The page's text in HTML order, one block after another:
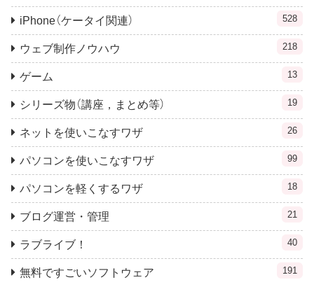
iPhone（ケータイ関連） 528
ウェブ制作ノウハウ 218
ゲーム 13
シリーズ物（講座，まとめ等） 19
ネットを使いこなすワザ 26
パソコンを使いこなすワザ 99
パソコンを軽くするワザ 18
ブログ運営・管理 21
ラブライブ！ 40
無料ですごいソフトウェア 191